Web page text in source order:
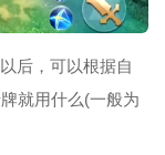
后，可以根据自
就用什么(一般为